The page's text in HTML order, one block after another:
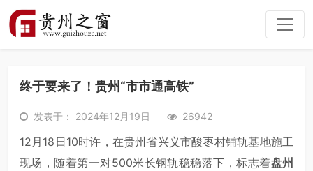
终于要来了！贵州“市市通高铁”
发表于： 2024年12月19日 26942
12月18日10时许，在贵州省兴义市酸枣村铺轨基地施工
现场，随着第一对500米长钢轨稳稳落下，标志着盘州